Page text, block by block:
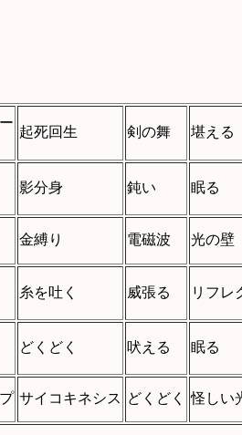
起死回生 剣の舞 堪える
影分身 鈍い 眠る
金縛り 電磁波 光の壁
糸を吐く 威張る リフレ
どくどく 吠える 眠る
サイコキネシス どくどく 怪しい